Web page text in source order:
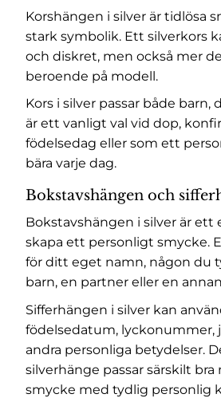
Korshängen i silver är tidlösa
stark symbolik. Ett silverkors
och diskret, men också mer
beroende på modell.
Kors i silver passar både barn,
är ett vanligt val vid dop,
födelsedag eller som ett
bära varje dag.
Bokstavshängen och
Bokstavshängen i silver är
skapa ett personligt smycke.
för ditt eget namn, någon du
barn, en partner eller en
Sifferhängen i silver kan
födelsedatum, lyckonummer,
andra personliga betydelser.
silverhänge passar särskilt
smycke med tydlig personlig